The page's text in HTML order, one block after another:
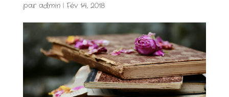
par admin| Fév 14, 2018